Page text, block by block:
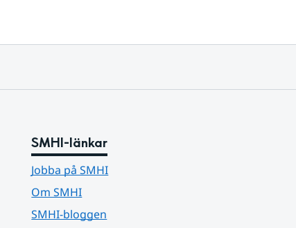
SMHI-länkar
Jobba på SMHI
Om SMHI
SMHI-bloggen